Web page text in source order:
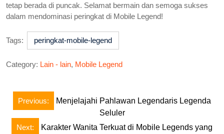
tetap berada di puncak. Selamat bermain dan semoga sukses
dalam mendominasi peringkat di Mobile Legend!
Tags: peringkat-mobile-legend
Category: Lain - lain, Mobile Legend
Post
navigation
Previous:
Menjelajahi Pahlawan Legendaris Legenda
Seluler
Next:
Karakter Wanita Terkuat di Mobile Legends yang